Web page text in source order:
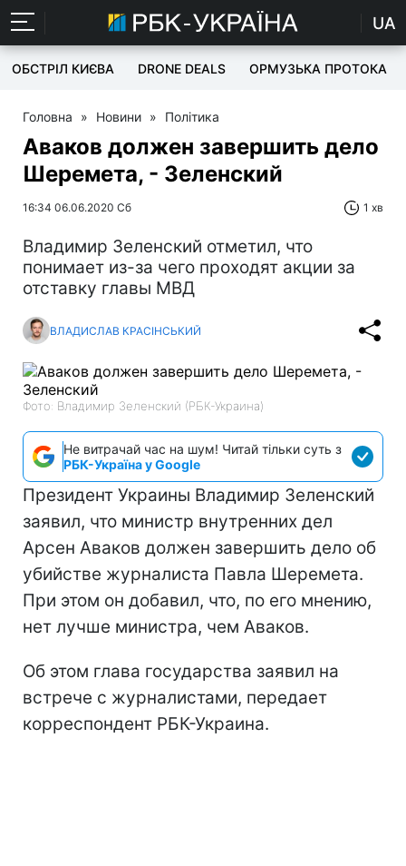
UA
ОБСТРІЛ КИЄВА DRONE DEALS ОРМУЗЬКА ПРОТОКА
Головна » Новини » Політика
Аваков должен завершить дело
Шеремета, - Зеленский
16:34 06.06.2020 Сб 1 хв
Владимир Зеленский отметил, что
понимает из-за чего проходят акции за
отставку главы МВД
ВЛАДИСЛАВ КРАСІНСЬКИЙ
Фото: Владимир Зеленский (РБК-Украина)
Не витрачай час на шум! Читай тільки суть з
РБК-Україна у Google
Президент Украины Владимир Зеленский
заявил, что министр внутренних дел
Арсен Аваков должен завершить дело об
убийстве журналиста Павла Шеремета.
При этом он добавил, что, по его мнению,
нет лучше министра, чем Аваков.
Об этом глава государства заявил на
встрече с журналистами, передает
корреспондент РБК-Украина.